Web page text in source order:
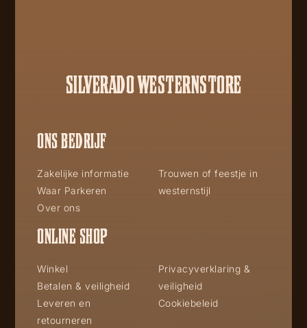
SILVERADO WESTERNSTORE
ONS BEDRIJF
Zakelijke informatie
Waar Parkeren
Over ons
Trouwen of feestje in
westernstijl
ONLINE SHOP
Winkel
Betalen & veiligheid
Leveren en
retourneren
Privacyverklaring &
veiligheid
Cookiebeleid